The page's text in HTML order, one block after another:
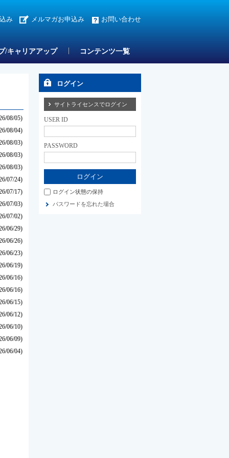
み メルマガお申込み お問い合わせ
/キャリアアップ コンテンツ一覧
08/05)
08/04)
08/03)
08/03)
08/03)
07/24)
07/17)
07/03)
07/02)
06/29)
06/26)
06/23)
06/19)
06/16)
06/16)
06/15)
06/12)
06/10)
06/09)
06/04)
ログイン
サイトライセンスでログイン
USER ID
PASSWORD
ログイン状態の保持
パスワードを忘れた場合